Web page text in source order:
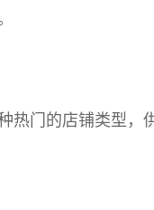
门的店铺类型，